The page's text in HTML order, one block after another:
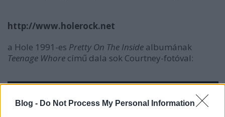
Blog - Do Not Process My Personal Information
http://www.holerock.net
a Hole 1991-es Pretty On The Inside albumának
Teenage Whore című dala sok Courtney-fotóval: